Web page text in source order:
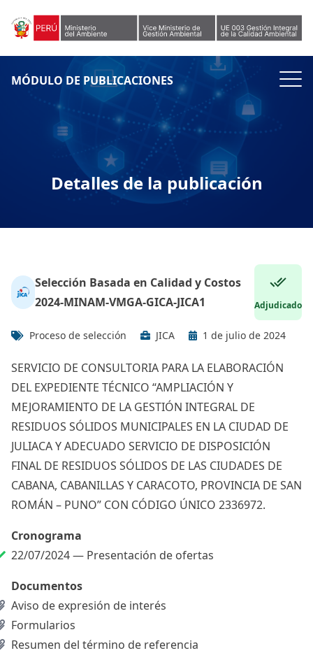
MÓDULO DE PUBLICACIONES
Detalles de la publicación
Selección Basada en Calidad y Costos
2024-MINAM-VMGA-GICA-JICA1
Adjudicado
Proceso de selección JICA 1 de julio de 2024
SERVICIO DE CONSULTORIA PARA LA ELABORACIÓN
DEL EXPEDIENTE TÉCNICO “AMPLIACIÓN Y
MEJORAMIENTO DE LA GESTIÓN INTEGRAL DE
RESIDUOS SÓLIDOS MUNICIPALES EN LA CIUDAD DE
JULIACA Y ADECUADO SERVICIO DE DISPOSICIÓN
FINAL DE RESIDUOS SÓLIDOS DE LAS CIUDADES DE
CABANA, CABANILLAS Y CARACOTO, PROVINCIA DE SAN
ROMÁN – PUNO” CON CÓDIGO ÚNICO 2336972.
Cronograma
22/07/2024 — Presentación de ofertas
Documentos
Aviso de expresión de interés
Formularios
Resumen del término de referencia